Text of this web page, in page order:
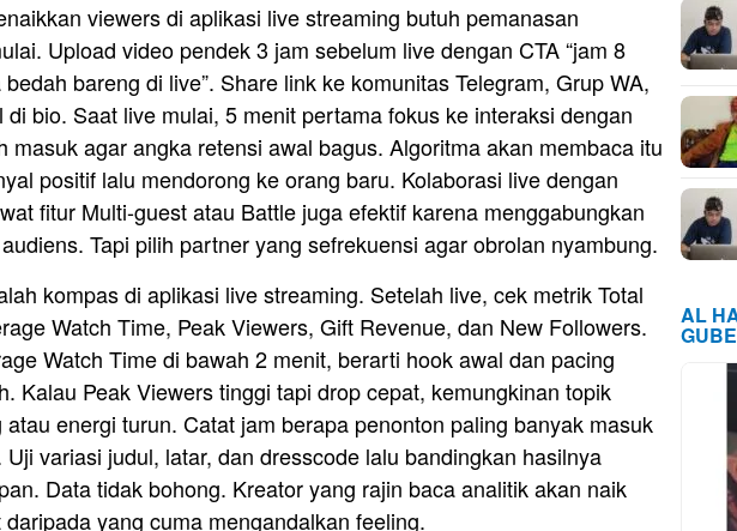
viewers di aplikasi live streaming butuh pemanasan
Upload video pendek 3 jam sebelum live dengan CTA “jam 8
bareng di live”. Share link ke komunitas Telegram, Grup WA,
di bio. Saat live mulai, 5 menit pertama fokus ke interaksi dengan
masuk agar angka retensi awal bagus. Algoritma akan membaca itu
positif lalu mendorong ke orang baru. Kolaborasi live dengan
fitur Multi-guest atau Battle juga efektif karena menggabungkan
Tapi pilih partner yang sefrekuensi agar obrolan nyambung.
kompas di aplikasi live streaming. Setelah live, cek metrik Total
Watch Time, Peak Viewers, Gift Revenue, dan New Followers.
Watch Time di bawah 2 menit, berarti hook awal dan pacing
Kalau Peak Viewers tinggi tapi drop cepat, kemungkinan topik
atau energi turun. Catat jam berapa penonton paling banyak masuk
Uji variasi judul, latar, dan dresscode lalu bandingkan hasilnya
Data tidak bohong. Kreator yang rajin baca analitik akan naik
daripada yang cuma mengandalkan feeling.
AL